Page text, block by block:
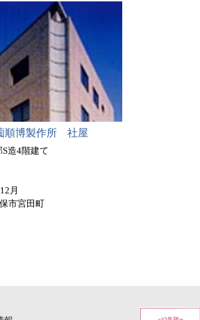
順博製作所 社屋
造4階建て
月
市宮田町